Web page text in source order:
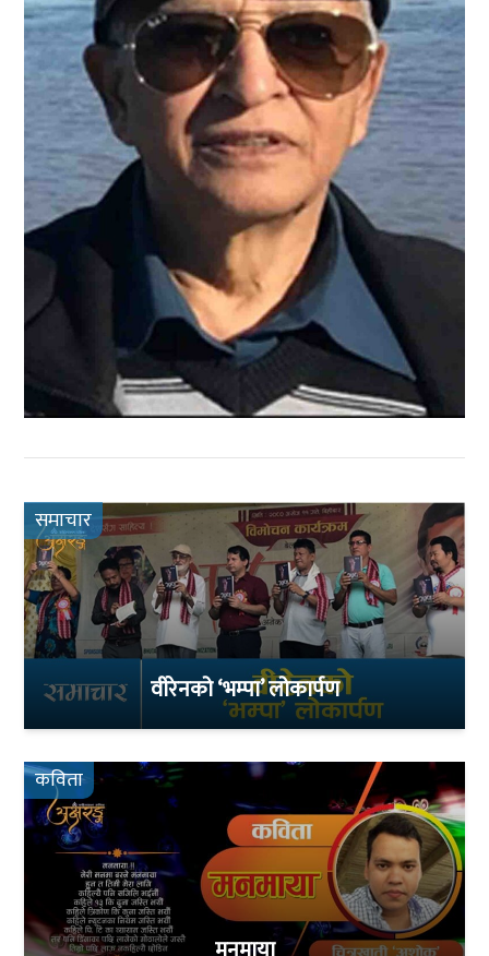
समाचार
वीरेनको ‘भम्पा’ लोकार्पण
कविता